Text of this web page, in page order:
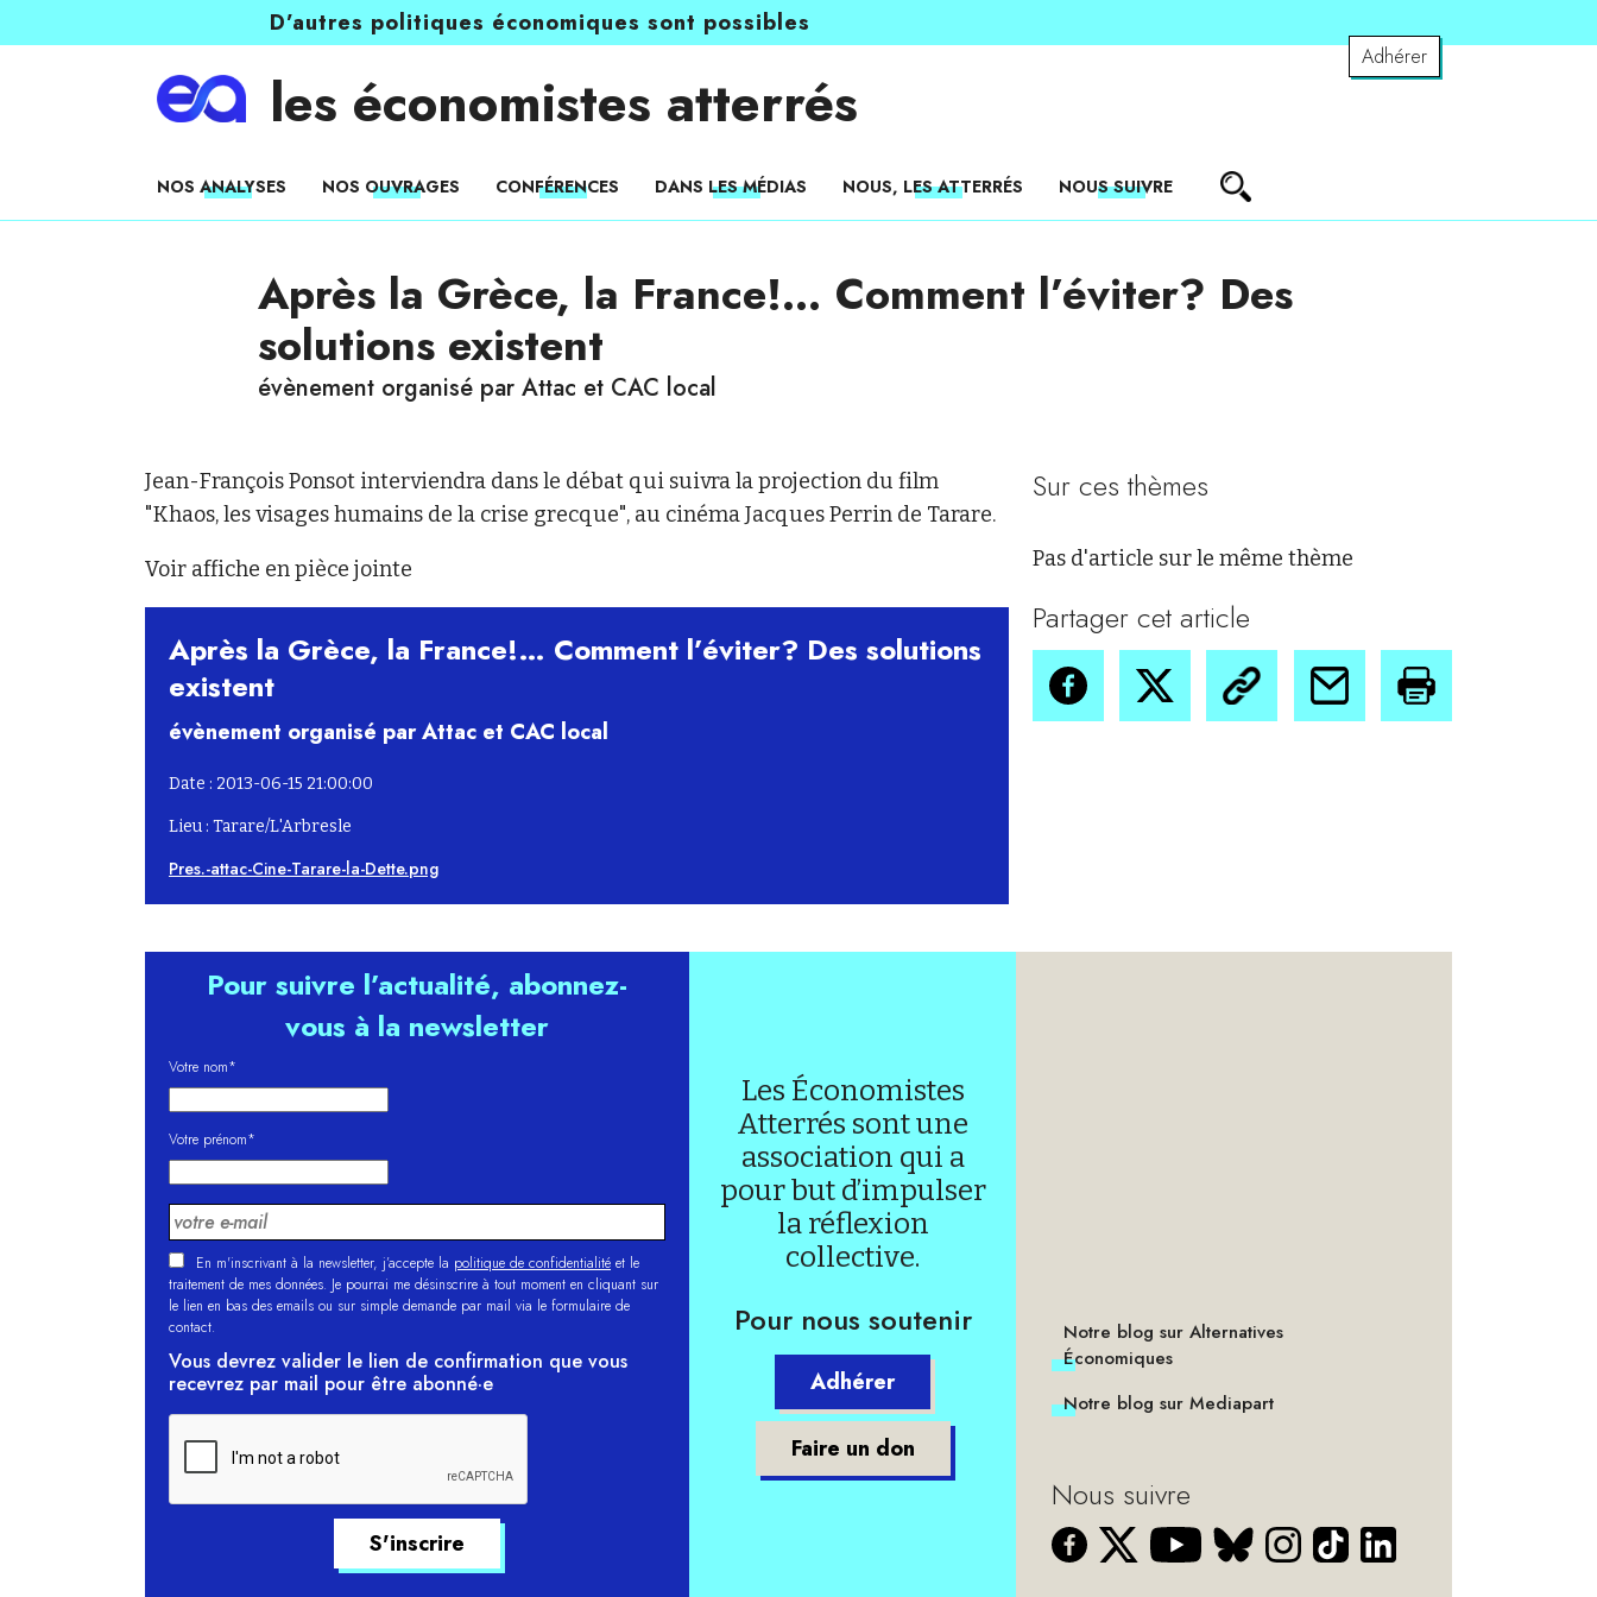
D’autres politiques économiques sont possibles
Adhérer
les économistes atterrés
NOS ANALYSES NOS OUVRAGES CONFÉRENCES DANS LES MÉDIAS NOUS, LES ATTERRÉS NOUS SUIVRE
Après la Grèce, la France!… Comment l’éviter? Des
solutions existent
évènement organisé par Attac et CAC local
Jean-François Ponsot interviendra dans le débat qui suivra la projection du film
"Khaos, les visages humains de la crise grecque", au cinéma Jacques Perrin de Tarare.
Voir affiche en pièce jointe
Après la Grèce, la France!… Comment l’éviter? Des solutions
existent
évènement organisé par Attac et CAC local
Date : 2013-06-15 21:00:00
Lieu : Tarare/L'Arbresle
Pres.-attac-Cine-Tarare-la-Dette.png
Sur ces thèmes
Pas d'article sur le même thème
Partager cet article
Pour suivre l’actualité, abonnez-
vous à la newsletter
Votre nom*
Votre prénom*
En m'inscrivant à la newsletter, j’accepte la politique de confidentialité et le
traitement de mes données. Je pourrai me désinscrire à tout moment en cliquant sur
le lien en bas des emails ou sur simple demande par mail via le formulaire de
contact.
Vous devrez valider le lien de confirmation que vous
recevrez par mail pour être abonné·e
Les Économistes
Atterrés sont une
association qui a
pour but d’impulser
la réflexion
collective.
Pour nous soutenir
Adhérer
Faire un don
Notre blog sur Alternatives
Économiques
Notre blog sur Mediapart
Nous suivre